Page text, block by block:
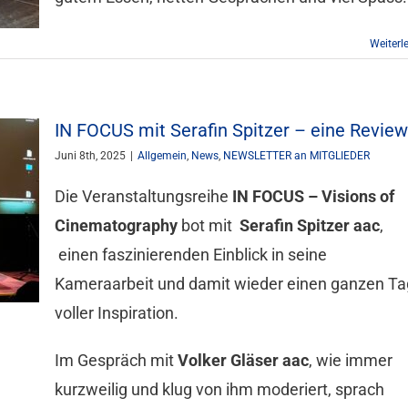
IN FOCUS mit Serafin Spitzer – eine Review
Juni 8th, 2025 | Allgemein News NEWSLETTER an MITGLIEDER
Die Veranstaltungsreihe IN FOCUS – Visions of
Cinematography bot mit Serafin Spitzer aac,
einen faszinierenden Einblick in seine
Kameraarbeit und damit wieder einen ganzen
voller Inspiration.
Im Gespräch mitVolker Gläser aac, wie immer
kurzweilig und klug von ihm moderiert, sprach